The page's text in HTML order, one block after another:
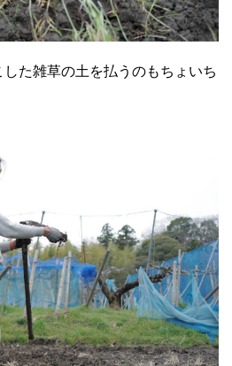
た雑草の土を払うのもちょいち